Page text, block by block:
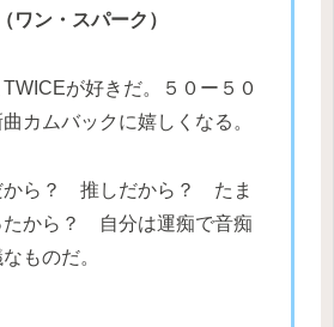
ワン・スパーク）
が好きだ。５０ー５０
カムバックに嬉しくなる。
から？ 推しだから？ たま
たから？ 自分は運痴で音痴
ものだ。